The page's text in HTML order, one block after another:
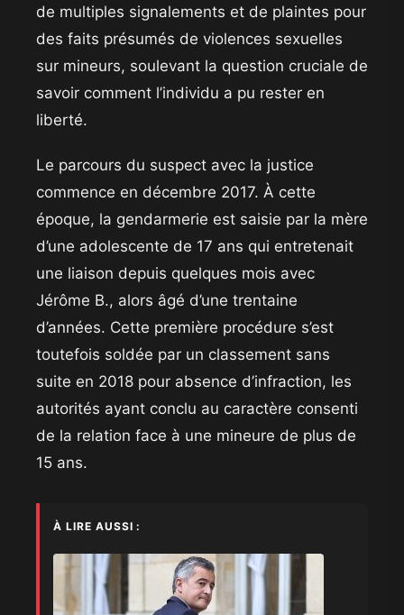
de multiples signalements et de plaintes pour
des faits présumés de violences sexuelles
sur mineurs, soulevant la question cruciale de
savoir comment l’individu a pu rester en
liberté.
​Le parcours du suspect avec la justice
commence en décembre 2017. À cette
époque, la gendarmerie est saisie par la mère
d’une adolescente de 17 ans qui entretenait
une liaison depuis quelques mois avec
Jérôme B., alors âgé d’une trentaine
d’années. Cette première procédure s’est
toutefois soldée par un classement sans
suite en 2018 pour absence d’infraction, les
autorités ayant conclu au caractère consenti
de la relation face à une mineure de plus de
15 ans.
À LIRE AUSSI :